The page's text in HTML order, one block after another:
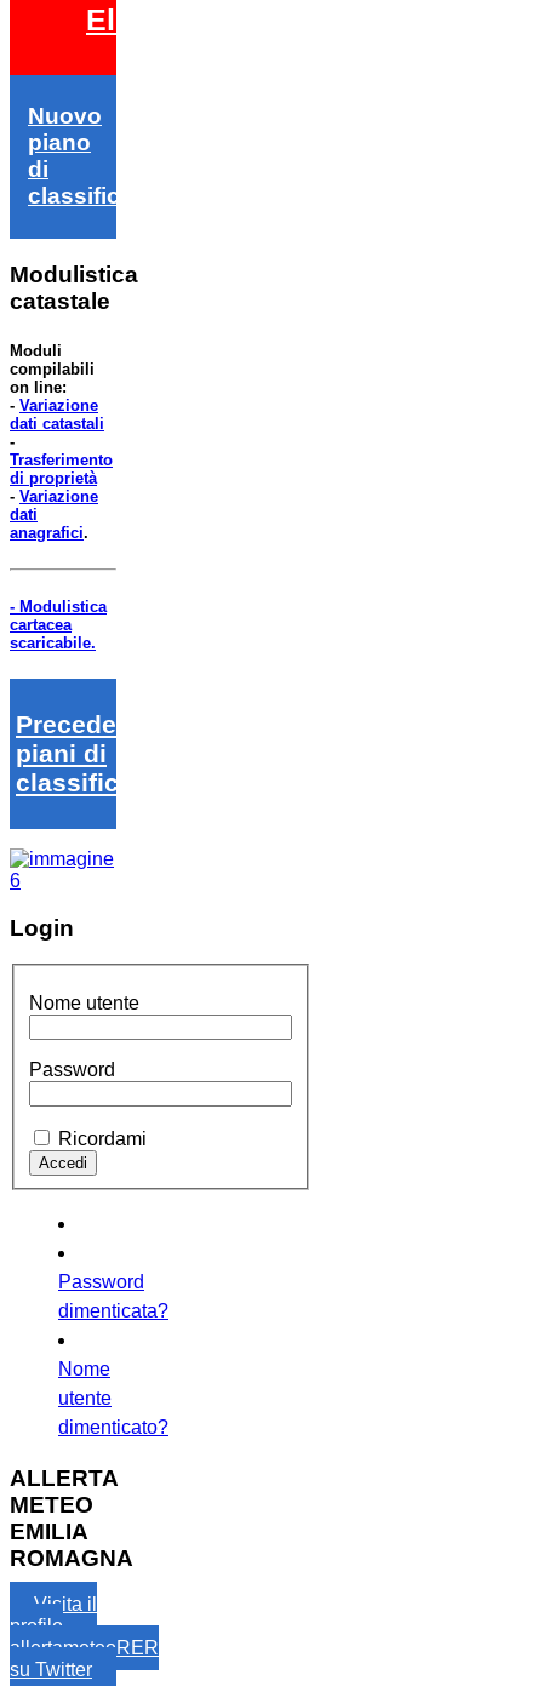
Elezioni 2026
Nuovo
piano
di
classifica
Modulistica
catastale
Moduli
compilabili
on line:
- Variazione
dati catastali
-
Trasferimento
di proprietà
- Variazione
dati
anagrafici.
- Modulistica
cartacea
scaricabile.
Precedenti
piani di
classifica
Login
Nome utente
Password
Ricordami
Password
dimenticata?
Nome
utente
dimenticato?
ALLERTA
METEO
EMILIA
ROMAGNA
Visita il
profilo
allertameteoRER
su Twitter